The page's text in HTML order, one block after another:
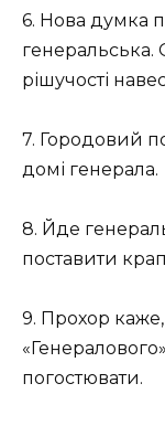
6. Нова думка
рішучості
7. Городовий
домі генерала.
8. Йде
поставити
9. Прохор
погостювати.